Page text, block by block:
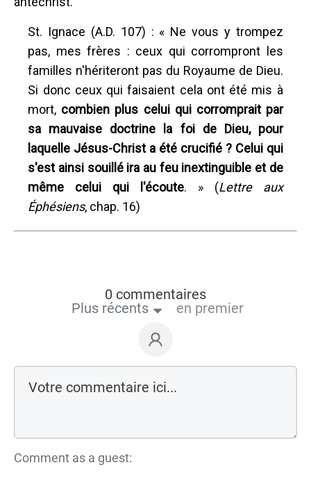
St. Ignace (A.D. 107) : « Ne vous y trompez
pas, mes frères : ceux qui corrompront les
familles n'hériteront pas du Royaume de Dieu.
Si donc ceux qui faisaient cela ont été mis à
mort, combien plus celui qui corromprait par
sa mauvaise doctrine la foi de Dieu, pour
laquelle Jésus-Christ a été crucifié ? Celui qui
s'est ainsi souillé ira au feu inextinguible et de
même celui qui l'écoute. » (Lettre aux
Éphésiens, chap. 16)
0 commentaires
Plus récents
en premier
Comment as a guest: